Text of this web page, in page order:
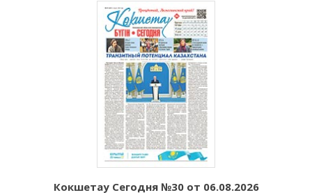
Кокшетау Сегодня №30 от 06.08.2026